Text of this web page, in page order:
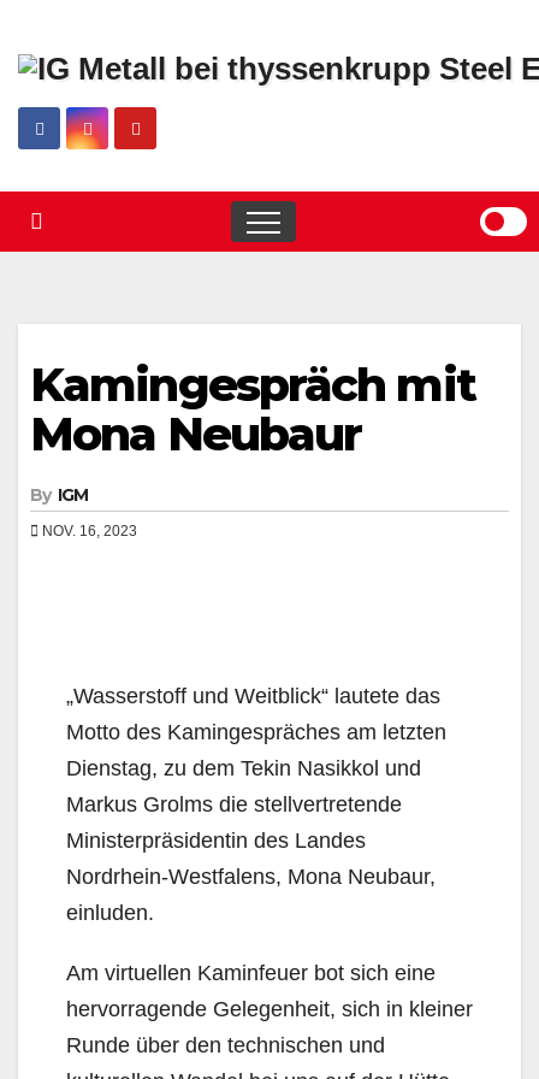
Kamingespräch mit
Mona Neubaur
By IGM
NOV. 16, 2023
„Wasserstoff und Weitblick“ lautete das
Motto des Kamingespräches am letzten
Dienstag, zu dem Tekin Nasikkol und
Markus Grolms die stellvertretende
Ministerpräsidentin des Landes
Nordrhein-Westfalens, Mona Neubaur,
einluden.
Am virtuellen Kaminfeuer bot sich eine
hervorragende Gelegenheit, sich in kleiner
Runde über den technischen und